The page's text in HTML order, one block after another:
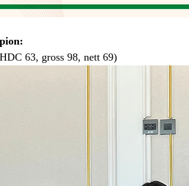
63, gross 98, nett 69)